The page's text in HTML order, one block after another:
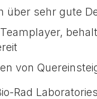
über sehr gute
von
Rad